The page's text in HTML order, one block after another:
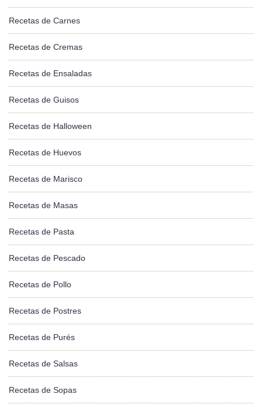
Recetas de Carnes
Recetas de Cremas
Recetas de Ensaladas
Recetas de Guisos
Recetas de Halloween
Recetas de Huevos
Recetas de Marisco
Recetas de Masas
Recetas de Pasta
Recetas de Pescado
Recetas de Pollo
Recetas de Postres
Recetas de Purés
Recetas de Salsas
Recetas de Sopas